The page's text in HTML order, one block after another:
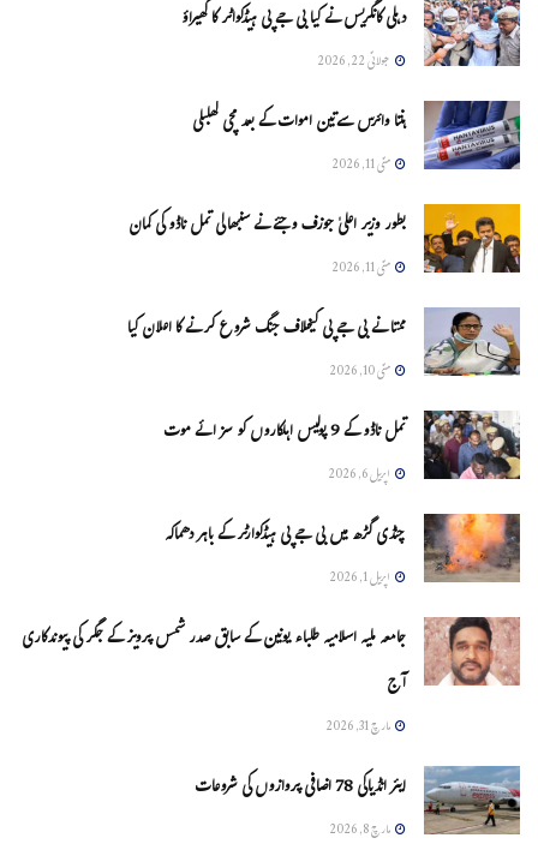
دہلی کانگریس نے کیا بی جے پی ہیڈکواٹر کا گھیراؤ
جولائی 22, 2026
ہنتا وائرس سےتین اموات کے بعد مچی کھلبلی
مئی 11, 2026
بطور وزیر اعلیٰ جوزف وجئے نے سنبھالی تمل ناڈو کی کمان
مئی 11, 2026
ممتا نے بی جے پی کیخلاف جنگ شروع کرنے کا اعلان کیا
مئی 10, 2026
تمل ناڈو کے 9 پولیس اہلکاروں کو سزائے موت
اپریل 6, 2026
چنڈی گڑھ میں بی جے پی ہیڈکوارٹر کے باہر دھماکہ
اپریل 1, 2026
جامعہ ملیہ اسلامیہ طلباء یونین کے سابق صدر شمس پرویز کے جگر کی پیوندکاری
آج
مارچ 31, 2026
ایئر انڈیاکی 78 اضافی پروازوں کی شروعات
مارچ 8, 2026